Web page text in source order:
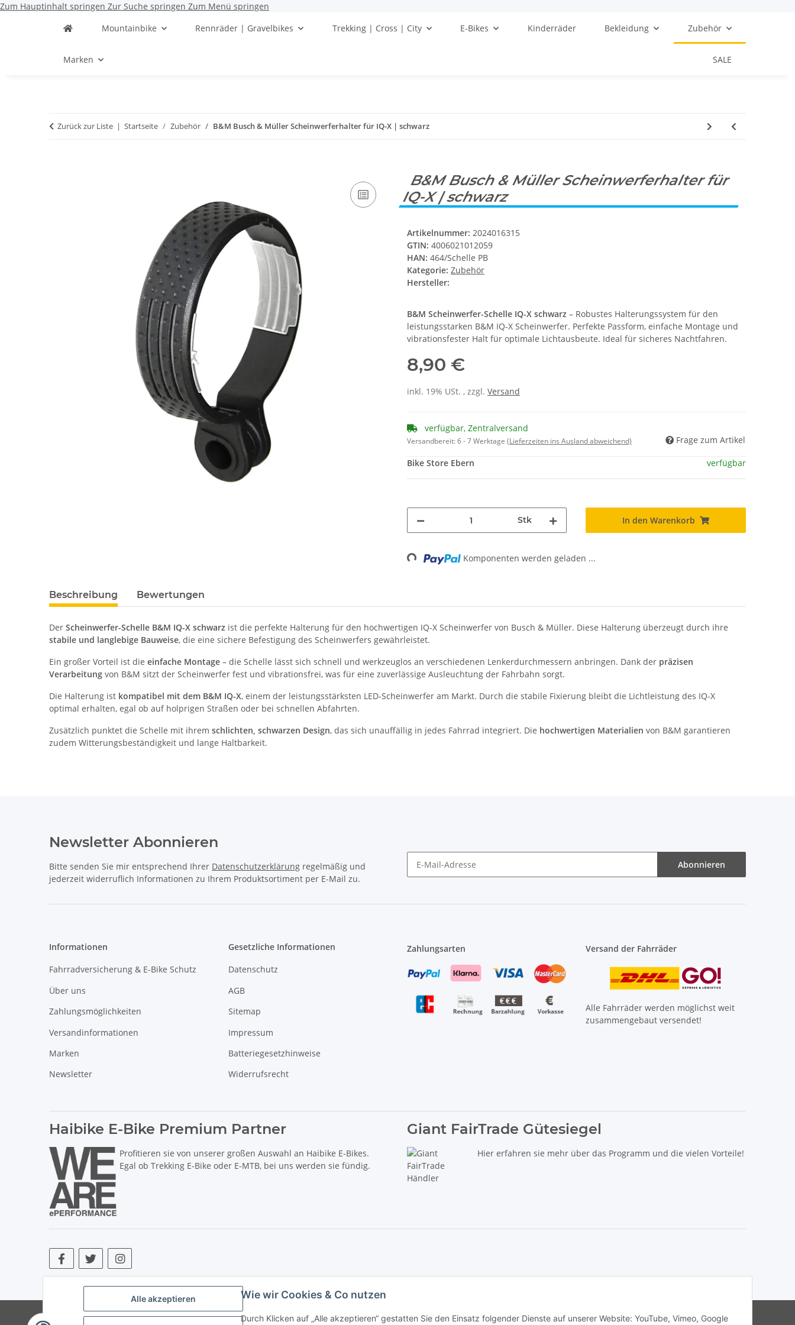
Zum Hauptinhalt springen Zur Suche springen Zum Menü springen
Alle akzeptieren Wie wir Cookies & Co nutzen
Durch Klicken auf „Alle akzeptieren“ gestatten Sie den Einsatz folgender Dienste auf unserer Website: YouTube, Vimeo, Google
Mountainbike Rennräder | Gravelbikes Trekking | Cross | City E-Bikes Kinderräder Bekleidung Zubehör
Marken SALE
Zurück zur Liste Startseite Zubehör B&M Busch & Müller Scheinwerferhalter für IQ-X | schwarz
B&M Busch & Müller Scheinwerferhalter für
IQ-X | schwarz
Artikelnummer: 2024016315
GTIN: 4006021012059
HAN: 464/Schelle PB
Kategorie: Zubehör
Hersteller:
B&M Scheinwerfer-Schelle IQ-X schwarz – Robustes Halterungssystem für den
leistungsstarken B&M IQ-X Scheinwerfer. Perfekte Passform, einfache Montage und
vibrationsfester Halt für optimale Lichtausbeute. Ideal für sicheres Nachtfahren.
8,90 €
inkl. 19% USt. , zzgl. Versand
verfügbar, Zentralversand
Versandbereit:6 - 7 Werktage (Lieferzeiten ins Ausland abweichend) Frage zum Artikel
Bike Store Ebern verfügbar
Stk In den Warenkorb
Loading... Komponenten werden geladen ...
Beschreibung Bewertungen
DerScheinwerfer-Schelle B&M IQ-X schwarz ist die perfekte Halterung für den hochwertigen IQ-X Scheinwerfer von Busch & Müller. Diese Halterung überzeugt durch ihre
stabile und langlebige Bauweise, die eine sichere Befestigung des Scheinwerfers gewährleistet.
Ein großer Vorteil ist dieeinfache Montage – die Schelle lässt sich schnell und werkzeuglos an verschiedenen Lenkerdurchmessern anbringen. Dank der präzisen
Verarbeitung von B&M sitzt der Scheinwerfer fest und vibrationsfrei, was für eine zuverlässige Ausleuchtung der Fahrbahn sorgt.
Die Halterung ist kompatibel mit dem B&M IQ-X, einem der leistungsstärksten LED-Scheinwerfer am Markt. Durch die stabile Fixierung bleibt die Lichtleistung des IQ-X
optimal erhalten, egal ob auf holprigen Straßen oder bei schnellen Abfahrten.
Zusätzlich punktet die Schelle mit ihremschlichten, schwarzen Design, das sich unauffällig in jedes Fahrrad integriert. Die hochwertigen Materialien von B&M garantieren
zudem Witterungsbeständigkeit und lange Haltbarkeit.
Newsletter Abonnieren
Bitte senden Sie mir entsprechend Ihrer Datenschutzerklärung regelmäßig und
jederzeit widerruflich Informationen zu Ihrem Produktsortiment per E-Mail zu.
Abonnieren
Informationen
Fahrradversicherung & E-Bike Schutz
Über uns
Zahlungsmöglichkeiten
Versandinformationen
Marken
Newsletter
Gesetzliche Informationen
Datenschutz
AGB
Sitemap
Impressum
Batteriegesetzhinweise
Widerrufsrecht
Zahlungsarten Versand der Fahrräder
Alle Fahrräder werden möglichst weit
zusammengebaut versendet!
Haibike E-Bike Premium Partner
Profitieren sie von unserer großen Auswahl an Haibike E-Bikes.
Egal ob Trekking E-Bike oder E-MTB, bei uns werden sie fündig.
Giant FairTrade Gütesiegel
Hier erfahren sie mehr über das Programm und die vielen Vorteile!
* Alle Preise inkl. gesetzlicher USt., zzgl.Versand. ** Hierbei handelt es sich um die unverbindliche Preisempfehlung des Herstellers (kurz UVP).
© Copyright © 2017 bis 2025 bike-store de Vertriebs GmbH - Der Radladen & E-Bike Speziallist aus Haßfurt. Wir führen die Brands Haibike, Cube, Ghost, LIV, Simplon und Giant.